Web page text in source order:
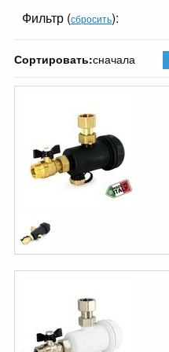
Фильтр (сбросить):
Сортировать:сначала